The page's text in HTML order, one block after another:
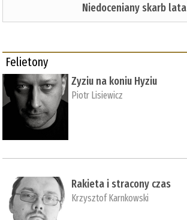
Niedoceniany skarb lata
Felietony
Zyziu na koniu Hyziu
Piotr Lisiewicz
Rakieta i stracony czas
Krzysztof Karnkowski